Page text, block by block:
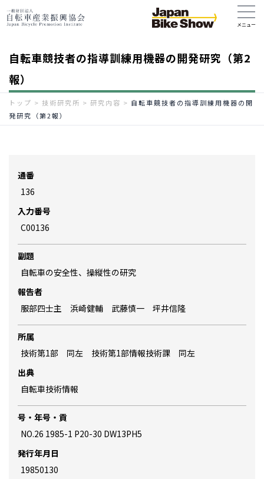
自転車競技者の指導訓練用機器の開発研究（第2
報）
トップ > 技術研究所 > 研究内容 > 自転車競技者の指導訓練用機器の開
発研究（第2報）
通番
136
入力番号
C00136
副題
自転車の安全性、操縦性の研究
報告者
服部四士主 浜崎健輔 武藤慎一 坪井信隆
所属
技術第1部 同左 技術第1部情報技術課 同左
出典
自転車技術情報
号・年号・貢
NO.26 1985-1 P20-30 DW13PH5
発行年月日
19850130